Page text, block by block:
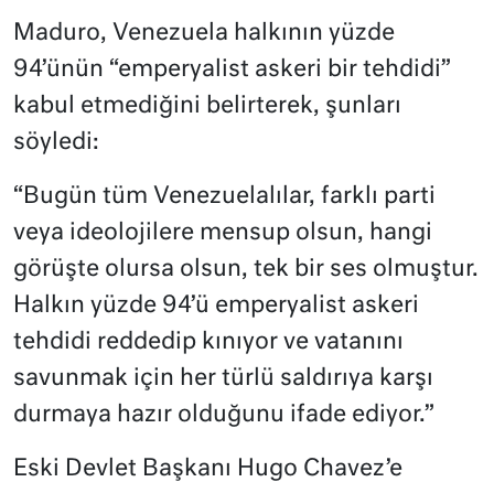
Maduro, Venezuela halkının yüzde
94’ünün “emperyalist askeri bir tehdidi”
kabul etmediğini belirterek, şunları
söyledi:
“Bugün tüm Venezuelalılar, farklı parti
veya ideolojilere mensup olsun, hangi
görüşte olursa olsun, tek bir ses olmuştur.
Halkın yüzde 94’ü emperyalist askeri
tehdidi reddedip kınıyor ve vatanını
savunmak için her türlü saldırıya karşı
durmaya hazır olduğunu ifade ediyor.”
Eski Devlet Başkanı Hugo Chavez’e